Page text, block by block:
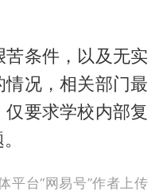
条件，以及无实
况，相关部门最
要求学校内部复
平台“网易号”作者上传